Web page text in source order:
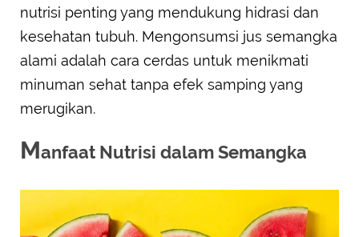
nutrisi penting yang mendukung hidrasi dan
kesehatan tubuh. Mengonsumsi jus semangka
alami adalah cara cerdas untuk menikmati
minuman sehat tanpa efek samping yang
merugikan.
Manfaat Nutrisi dalam Semangka